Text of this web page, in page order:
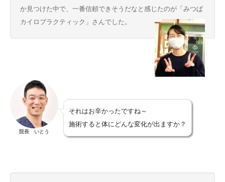
か見つけた中で、一番信頼できそうだなと感じたのが「みつば
カイロプラクティック」さんでした。
院長 いとう
それはお辛かったですね～
施術すると体にどんな変化が出ますか？